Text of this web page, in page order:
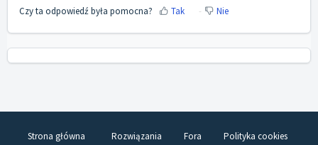
Czy ta odpowiedź była pomocna? Tak Nie
Strona główna Rozwiązania Fora Polityka cookies